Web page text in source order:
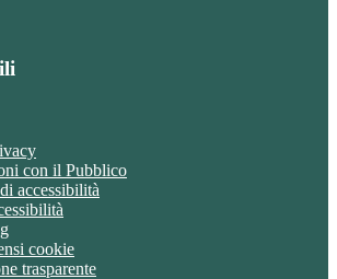
con il Pubblico
accessibilità
cookie
trasparente